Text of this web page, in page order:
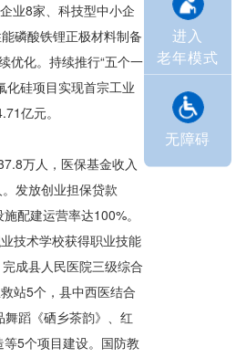
进入
老年模式
无障碍
业8家、科技型中小企
磷酸铁锂正极材料制备
优化。持续推行“五个一
化硅项目实现首宗工业
亿元。
万人，医保基金收入
发放创业担保贷款
配建运营率达100%。
技术学校获得职业技能
成县人民医院三级综合
站5个，县中西医结合
蹈《硒乡茶韵》、红
5个项目建设。国防教